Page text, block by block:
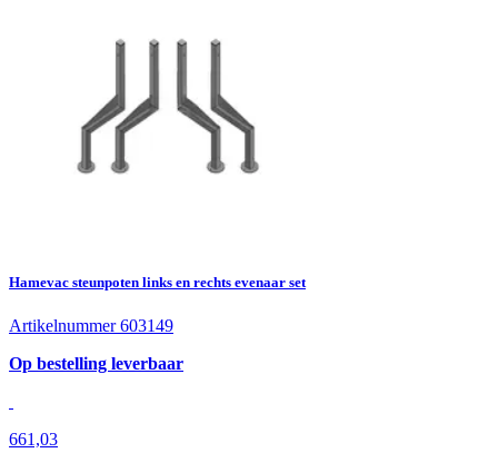
Hamevac steunpoten links en rechts evenaar set
Artikelnummer 603149
Op bestelling leverbaar
661,03